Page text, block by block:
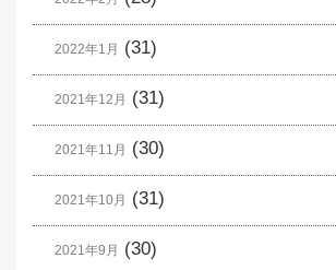
2022年1月 (31)
2021年12月 (31)
2021年11月 (30)
2021年10月 (31)
2021年9月 (30)